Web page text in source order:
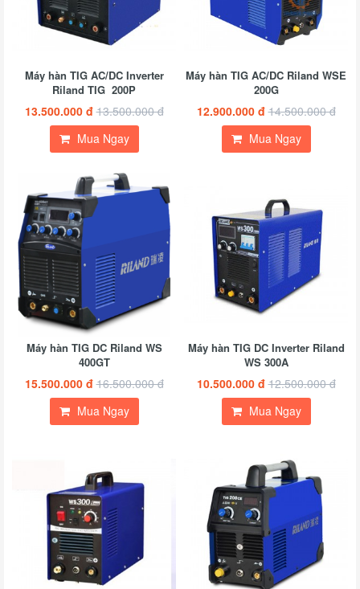
Máy hàn TIG AC/DC Inverter
Riland TIG 200P
13.500.000 đ 13.500.000 đ
Mua Ngay
Máy hàn TIG AC/DC Riland WSE
200G
12.900.000 đ 14.500.000 đ
Mua Ngay
Máy hàn TIG DC Riland WS
400GT
15.500.000 đ 16.500.000 đ
Mua Ngay
Máy hàn TIG DC Inverter Riland
WS 300A
10.500.000 đ 12.500.000 đ
Mua Ngay